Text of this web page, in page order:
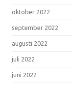
oktober 2022
september 2022
augusti 2022
juli 2022
juni 2022